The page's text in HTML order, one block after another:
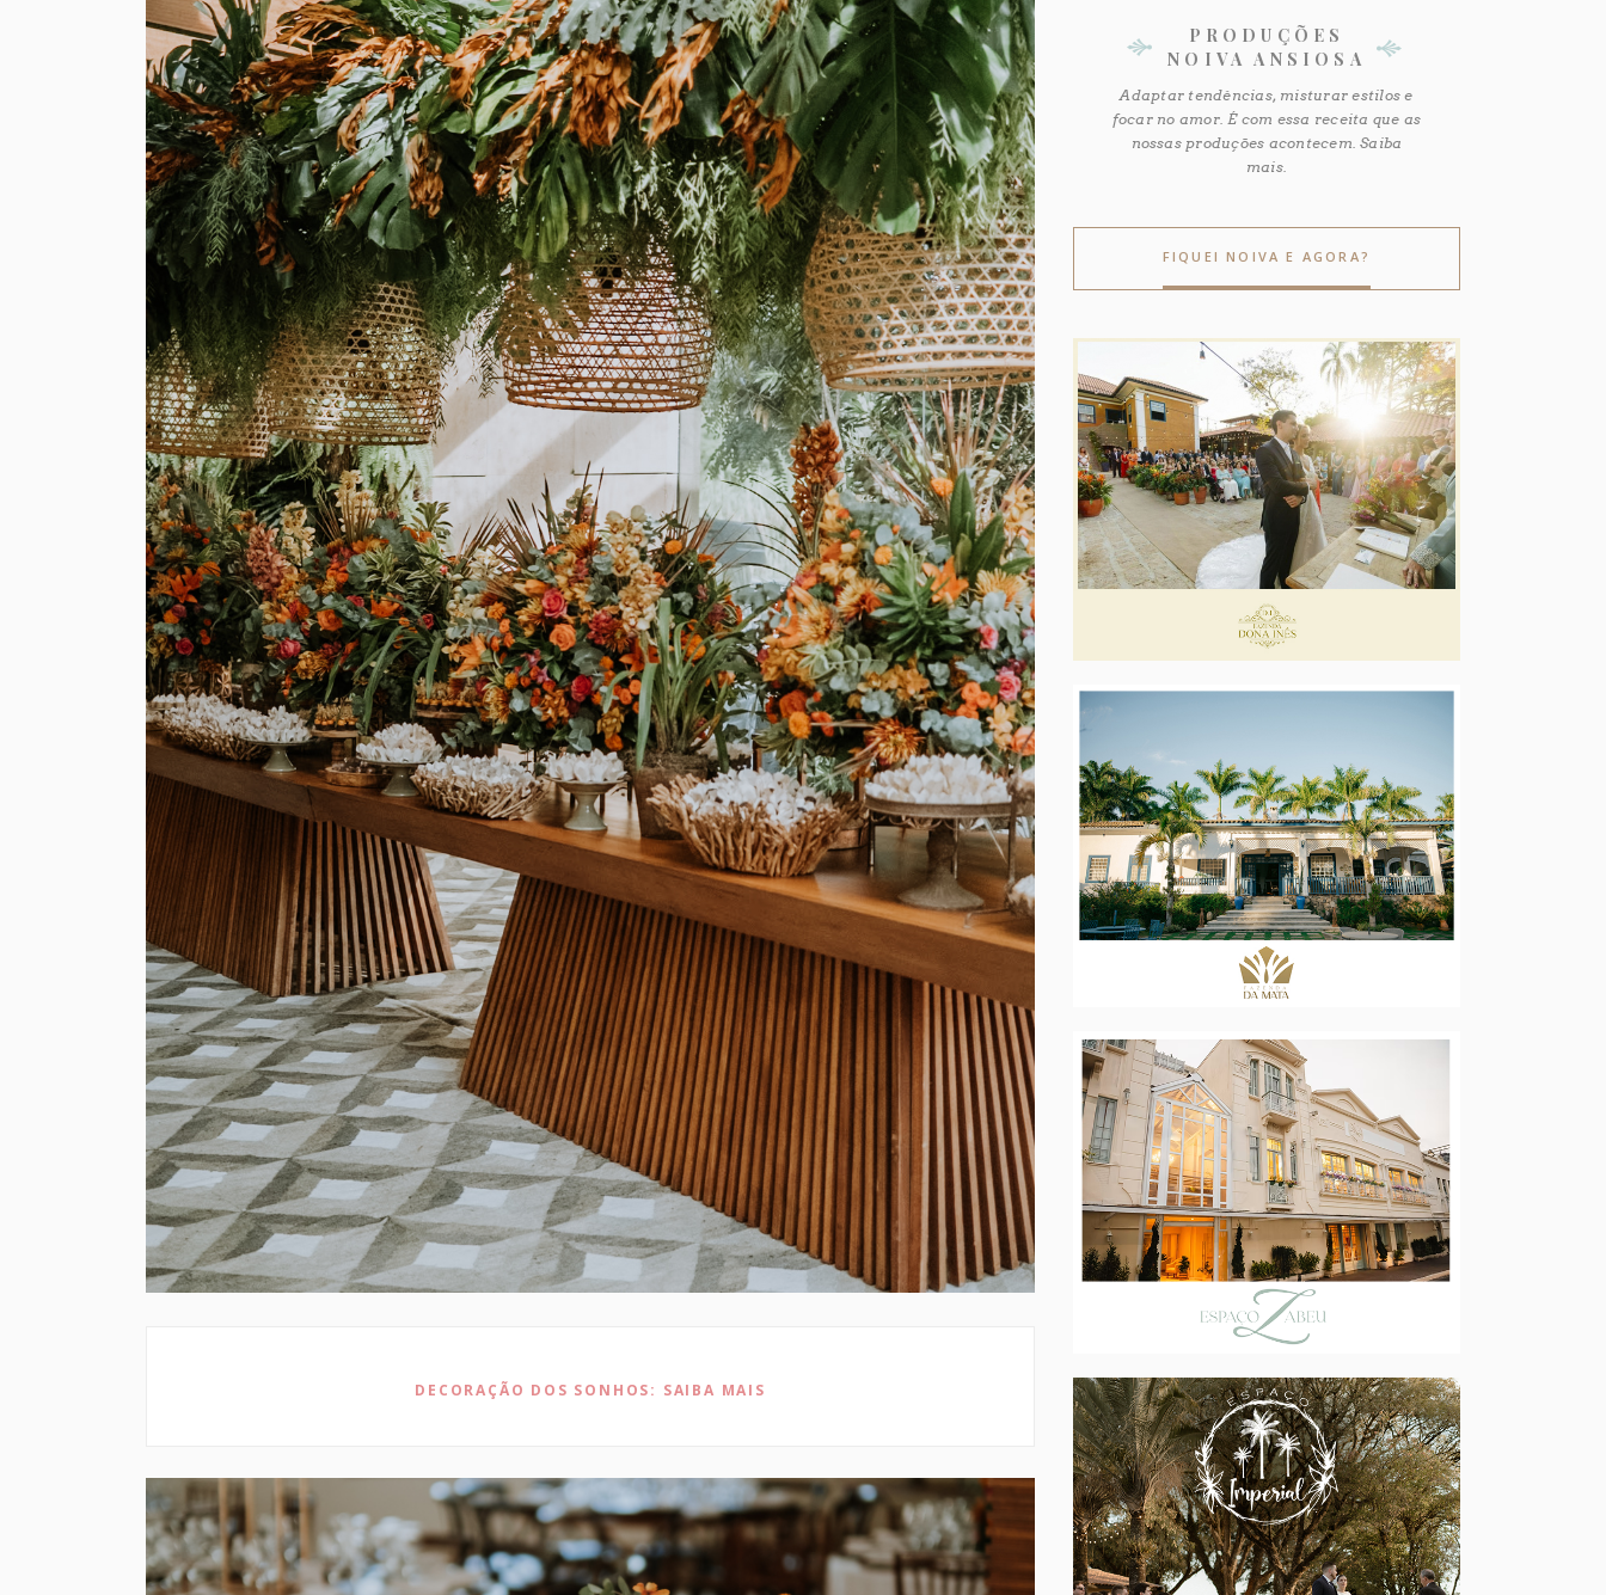
DECORAÇÃO DOS SONHOS: SAIBA MAIS
PRODUÇÕES
NOIVA ANSIOSA
Adaptar tendências, misturar estilos e
focar no amor. É com essa receita que as
nossas produções acontecem. Saiba
mais.
FIQUEI NOIVA E AGORA?